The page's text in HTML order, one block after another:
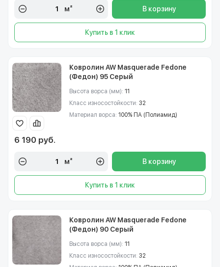
м² В корзину
Купить в 1 клик
Ковролин AW Masquerade Fedone
(Федон) 95 Серый
Высота ворса (мм): 11
Класс износостойкости: 32
Материал ворса: 100% ПА (Полиамид)
6 190 руб.
м² В корзину
Купить в 1 клик
Ковролин AW Masquerade Fedone
(Федон) 90 Серый
Высота ворса (мм): 11
Класс износостойкости: 32